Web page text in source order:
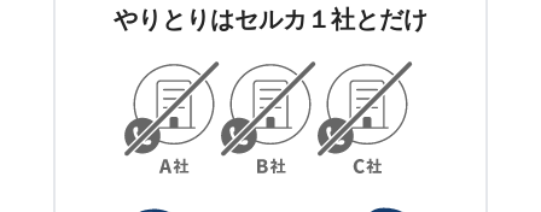
やりとりはセルカ１社とだけ